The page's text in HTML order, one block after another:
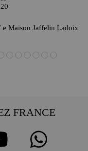
e Maison Jaffelin Ladoix
FRANCE